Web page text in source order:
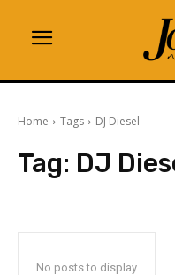
Home Tags DJ Diesel
Tag: DJ
No posts to display